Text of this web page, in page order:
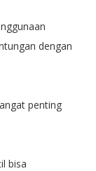
dengan
penting
bisa